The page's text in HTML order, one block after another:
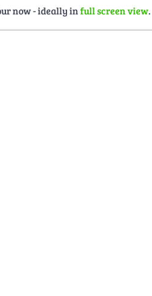
now - ideally infull screen view.